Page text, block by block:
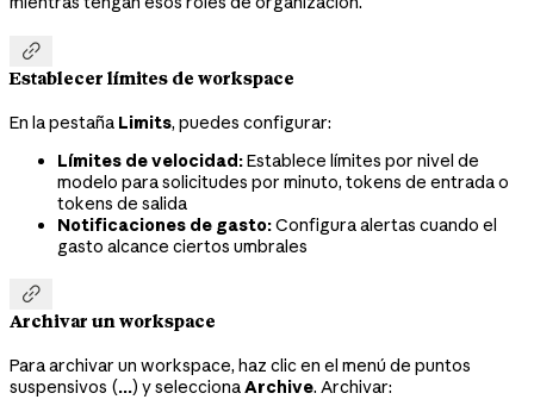

Establecer límites de workspace
En la pestaña Limits, puedes configurar:
Límites de velocidad:Establece límites por nivel de
modelo para solicitudes por minuto, tokens de entrada o
tokens de salida
Notificaciones de gasto:Configura alertas cuando el
gasto alcance ciertos umbrales

Archivar un workspace
Para archivar un workspace, haz clic en el menú de puntos
suspensivos (...) y seleccionaArchive. Archivar: